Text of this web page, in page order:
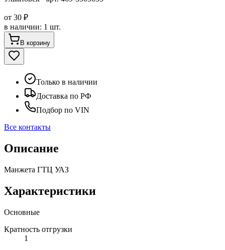
от 30 ₽
в наличии: 1 шт.
В корзину
Только в наличии
Доставка по РФ
Подбор по VIN
Все контакты
Описание
Манжета ГТЦ УАЗ
Характеристики
Основные
Кратность отгрузки
1